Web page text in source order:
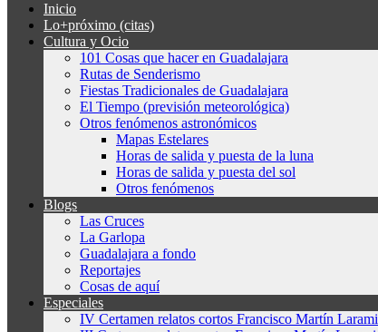
Inicio
Lo+próximo (citas)
Cultura y Ocio
101 Cosas que hacer en Guadalajara
Rutas de Senderismo
Fiestas Tradicionales de Guadalajara
El Tiempo (previsión meteorológica)
Otros fenómenos astronómicos
Mapas Estelares
Horas de salida y puesta de la luna
Horas de salida y puesta del sol
Otros fenómenos
Blogs
Las Cruces
La Garlopa
Guadalajara a fondo
Reportajes
Cosas de aquí
Especiales
IV Certamen relatos cortos Francisco Martín Larami